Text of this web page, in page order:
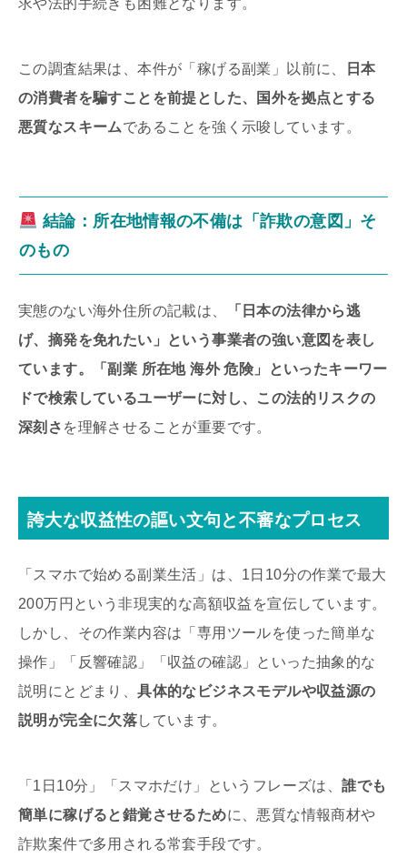
求や法的手続きも困難となります。
この調査結果は、本件が「稼げる副業」以前に、
日本
の消費者を騙すことを前提とした、国外を拠点とする
悪質なスキームであることを強く示唆しています。
結論：所在地情報の不備は「詐欺の意図」そ
のもの
実態のない海外住所の記載は、
「日本の法律から逃
げ、摘発を免れたい」という事業者の強い意図を表し
ています。「副業 所在地 海外 危険」といったキーワー
ドで検索しているユーザーに対し、この法的リスクの
深刻さ を理解させることが重要です。
誇大な収益性の謳い文句と不審なプロセス
「スマホで始める副業生活」は、1日10分の作業で最大
200万円という非現実的な高額収益を宣伝しています。
しかし、その作業内容は「専用ツールを使った簡単な
操作」「反響確認」「収益の確認」といった抽象的な
説明にとどまり、具体的なビジネスモデルや収益源の
説明が完全に欠落しています。
「1日10分」「スマホだけ」というフレーズは、誰でも
簡単に稼げると錯覚させるために、悪質な情報商材や
詐欺案件で多用される常套手段です。